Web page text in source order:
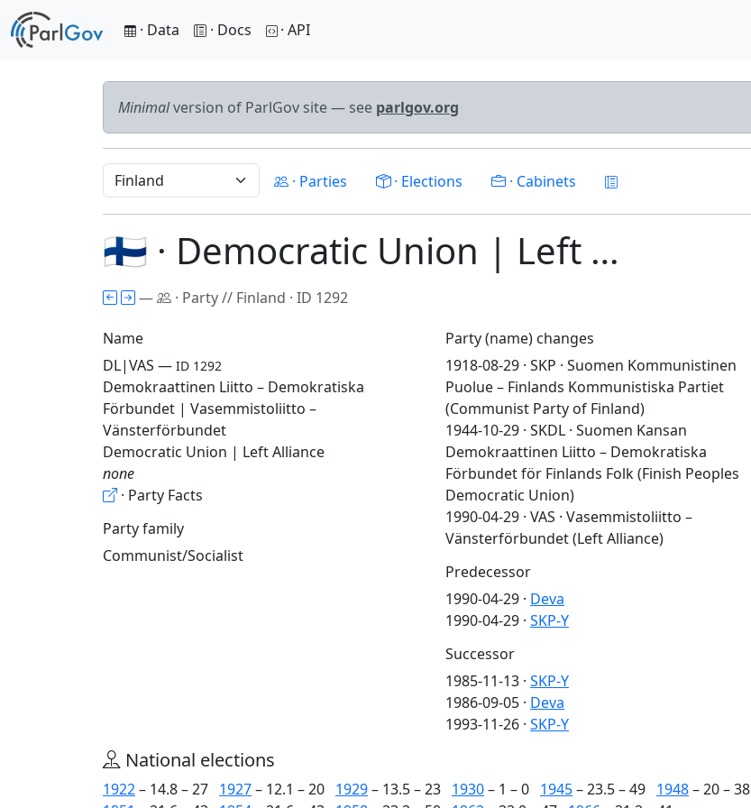
· Data · Docs · API
Minimalversion of ParlGov site — see parlgov.org
· Parties · Elections · Cabinets
🇫🇮 · Democratic Union | Left …
— · Party // Finland · ID 1292
Name
DL|VAS — ID 1292
Demokraattinen Liitto – Demokratiska
Förbundet | Vasemmistoliitto –
Vänsterförbundet
Democratic Union | Left Alliance
none
· Party Facts
Party family
Communist/Socialist
Party (name) changes
1918-08-29 · SKP · Suomen Kommunistinen
Puolue – Finlands Kommunistiska Partiet
(Communist Party of Finland)
1944-10-29 · SKDL · Suomen Kansan
Demokraattinen Liitto – Demokratiska
Förbundet för Finlands Folk (Finish Peoples
Democratic Union)
1990-04-29 · VAS · Vasemmistoliitto –
Vänsterförbundet (Left Alliance)
Predecessor
1990-04-29 · Deva
1990-04-29 · SKP-Y
Successor
1985-11-13 · SKP-Y
1986-09-05 · Deva
1993-11-26 · SKP-Y
National elections
1922– 14.8 – 27 1927– 12.1 – 20 1929– 13.5 – 23 1930– 1 – 0 1945– 23.5 – 49 1948– 20 – 38